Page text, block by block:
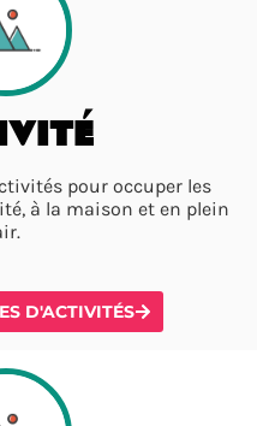
pour occuper les
à la maison et en plein
D'ACTIVITÉS